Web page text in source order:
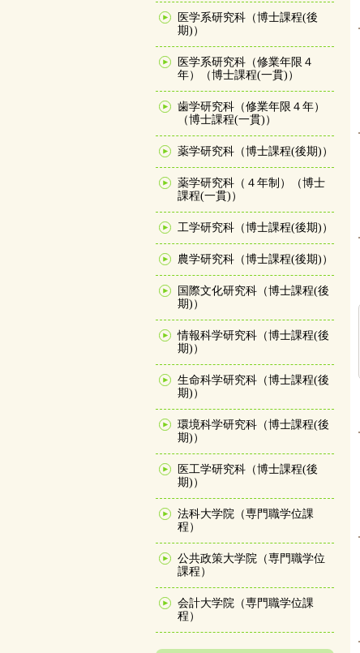
医学系研究科（博士課程(後
期)）
医学系研究科（修業年限４
年）（博士課程(一貫)）
歯学研究科（修業年限４年）
（博士課程(一貫)）
薬学研究科（博士課程(後期)）
薬学研究科（４年制）（博士
課程(一貫)）
工学研究科（博士課程(後期)）
農学研究科（博士課程(後期)）
国際文化研究科（博士課程(後
期)）
情報科学研究科（博士課程(後
期)）
生命科学研究科（博士課程(後
期)）
環境科学研究科（博士課程(後
期)）
医工学研究科（博士課程(後
期)）
法科大学院（専門職学位課
程）
公共政策大学院（専門職学位
課程）
会計大学院（専門職学位課
程）